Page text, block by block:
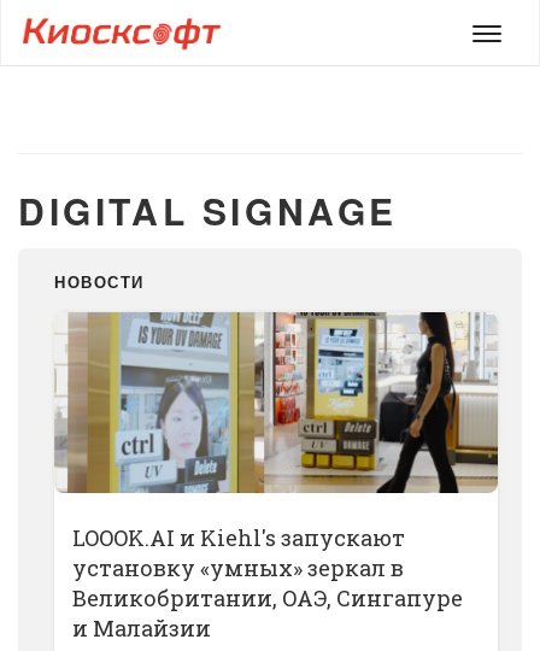
Меню
DIGITAL SIGNAGE
НОВОСТИ
LOOOK.AI и Kiehl's запускают
установку «умных» зеркал в
Великобритании, ОАЭ, Сингапуре
и Малайзии